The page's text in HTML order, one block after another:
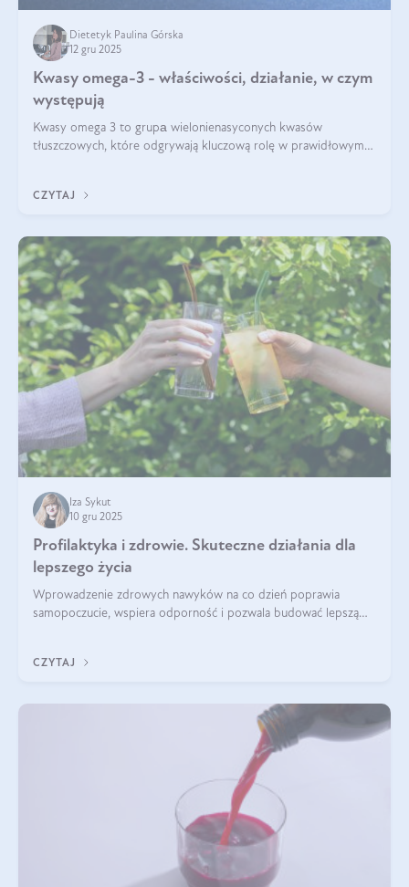
Dietetyk Paulina Górska
12 gru 2025
Kwasy omega-3 - właściwości, działanie, w czym
występują
Kwasy omega 3 to grupа wielonienasyconych kwasów
tłuszczowych, które odgrywają kluczową rolę w prawidłowym
CZYTAJ
Iza Sykut
10 gru 2025
Profilaktyka i zdrowie. Skuteczne działania dla
lepszego życia
Wprowadzenie zdrowych nawyków na co dzień poprawia
samopoczucie, wspiera odporność i pozwala budować lepszą
CZYTAJ